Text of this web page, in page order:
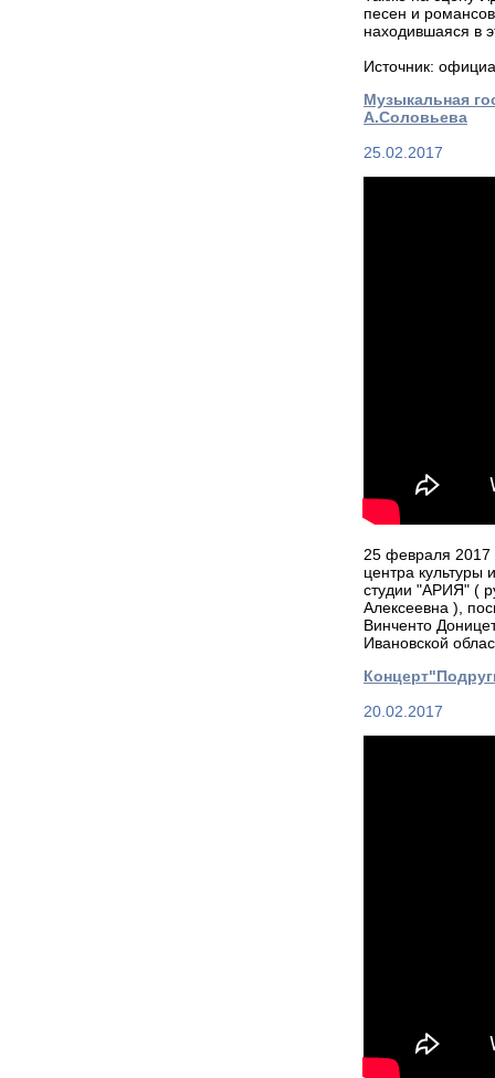
песен и
находившаяся в
Источник:
Музыкальная
А.Соловьева
25.02.2017
25 февраля 2017
центра культуры
студии "АРИЯ" (
Алексеевна ),
Винченто
Ивановской
20.02.2017